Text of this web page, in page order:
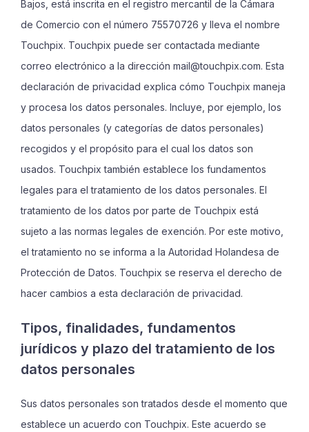
Bajos, está inscrita en el registro mercantil de la Cámara
de Comercio con el número 75570726 y lleva el nombre
Touchpix. Touchpix puede ser contactada mediante
correo electrónico a la dirección mail@touchpix.com. Esta
declaración de privacidad explica cómo Touchpix maneja
y procesa los datos personales. Incluye, por ejemplo, los
datos personales (y categorías de datos personales)
recogidos y el propósito para el cual los datos son
usados. Touchpix también establece los fundamentos
legales para el tratamiento de los datos personales. El
tratamiento de los datos por parte de Touchpix está
sujeto a las normas legales de exención. Por este motivo,
el tratamiento no se informa a la Autoridad Holandesa de
Protección de Datos. Touchpix se reserva el derecho de
hacer cambios a esta declaración de privacidad.
Tipos, finalidades, fundamentos
jurídicos y plazo del tratamiento de los
datos personales
Sus datos personales son tratados desde el momento que
establece un acuerdo con Touchpix. Este acuerdo se